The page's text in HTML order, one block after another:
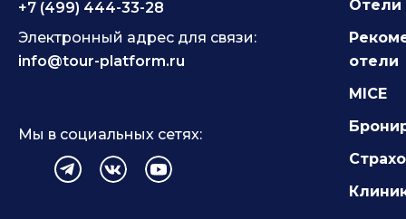
+7 (499) 444-33-28
Электронный адрес для связи:
info@tour-platform.ru
Мы в социальных сетях:
Отели
отели
MICE